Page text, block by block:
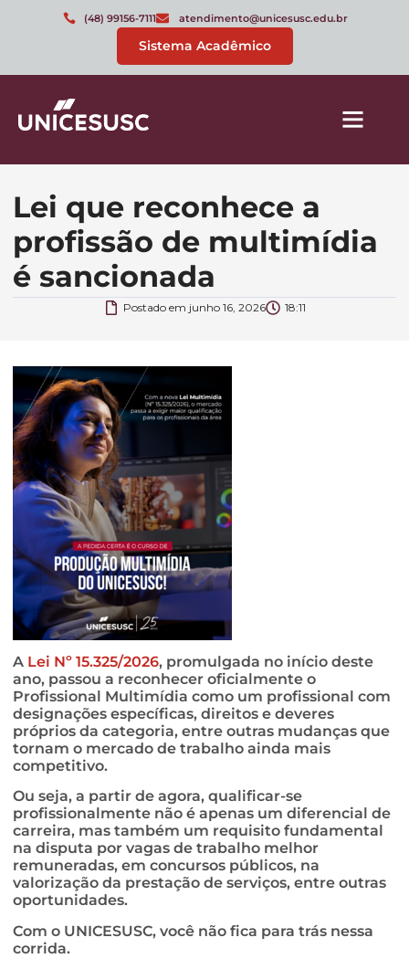
(48) 99156-7111 atendimento@unicesusc.edu.br
Sistema Acadêmico
Lei que reconhece a
profissão de multimídia
é sancionada
Postado em junho 16, 2026 18:11
A Lei Nº 15.325/2026, promulgada no início deste
ano, passou a reconhecer oficialmente o
Profissional Multimídia como um profissional com
designações específicas, direitos e deveres
próprios da categoria, entre outras mudanças que
tornam o mercado de trabalho ainda mais
competitivo.
Ou seja, a partir de agora, qualificar-se
profissionalmente não é apenas um diferencial de
carreira, mas também um requisito fundamental
na disputa por vagas de trabalho melhor
remuneradas, em concursos públicos, na
valorização da prestação de serviços, entre outras
oportunidades.
Com o UNICESUSC, você não fica para trás nessa
corrida.